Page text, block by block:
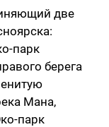
две
парк
берега
Мана,
парк